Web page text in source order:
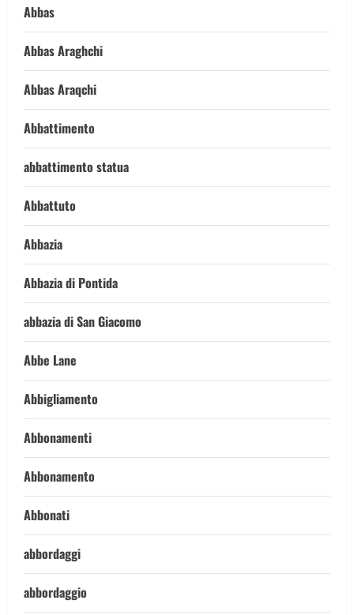
Abbas
Abbas Araghchi
Abbas Araqchi
Abbattimento
abbattimento statua
Abbattuto
Abbazia
Abbazia di Pontida
abbazia di San Giacomo
Abbe Lane
Abbigliamento
Abbonamenti
Abbonamento
Abbonati
abbordaggi
abbordaggio